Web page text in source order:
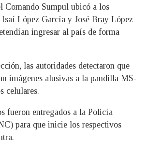
Comando Sumpul ubicó a los
Isaí López García y José Bray López
ingresar al país de forma
las autoridades detectaron que
imágenes alusivas a la pandilla MS-
celulares.
fueron entregados a la Policía
para que inicie los respectivos